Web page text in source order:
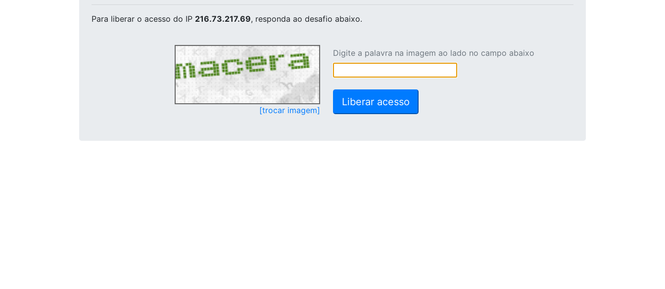
Para liberar o acesso do IP 216.73.217.69, responda ao desafio abaixo.
[trocar imagem]
Digite a palavra na imagem ao lado no campo abaixo